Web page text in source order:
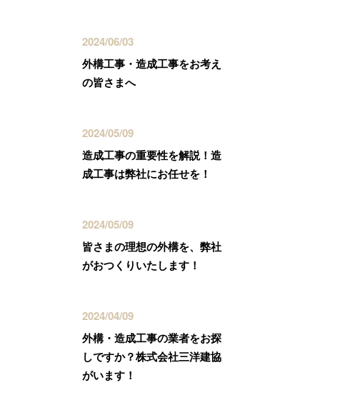
2024/06/03
外構工事・造成工事をお考え
の皆さまへ
2024/05/09
造成工事の重要性を解説！造
成工事は弊社にお任せを！
2024/05/09
皆さまの理想の外構を、弊社
がおつくりいたします！
2024/04/09
外構・造成工事の業者をお探
しですか？株式会社三洋建協
がいます！